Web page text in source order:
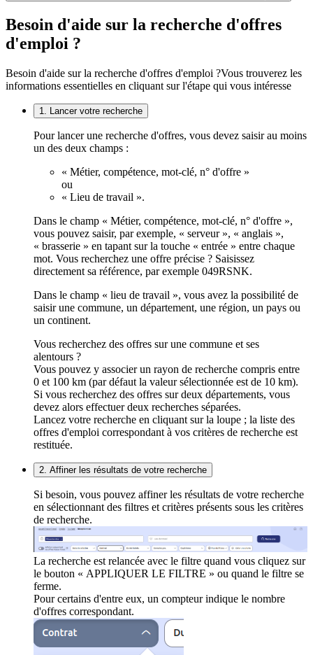
Besoin d'aide sur la recherche d'offres
d'emploi ?
Besoin d'aide sur la recherche d'offres d'emploi ?Vous trouverez les
informations essentielles en cliquant sur l'étape qui vous intéresse
1. Lancer votre recherche
Pour lancer une recherche d'offres, vous devez saisir au moins
un des deux champs :
« Métier, compétence, mot-clé, n° d'offre »
ou
« Lieu de travail ».
Dans le champ « Métier, compétence, mot-clé, n° d'offre »,
vous pouvez saisir, par exemple, « serveur », « anglais »,
« brasserie » en tapant sur la touche « entrée » entre chaque
mot. Vous recherchez une offre précise ? Saisissez
directement sa référence, par exemple 049RSNK.
Dans le champ « lieu de travail », vous avez la possibilité de
saisir une commune, un département, une région, un pays ou
un continent.
Vous recherchez des offres sur une commune et ses
alentours ?
Vous pouvez y associer un rayon de recherche compris entre
0 et 100 km (par défaut la valeur sélectionnée est de 10 km).
Si vous recherchez des offres sur deux départements, vous
devez alors effectuer deux recherches séparées.
Lancez votre recherche en cliquant sur la loupe ; la liste des
offres d'emploi correspondant à vos critères de recherche est
restituée.
2. Affiner les résultats de votre recherche
Si besoin, vous pouvez affiner les résultats de votre recherche
en sélectionnant des filtres et critères présents sous les critères
de recherche.
La recherche est relancée avec le filtre quand vous cliquez sur
le bouton « APPLIQUER LE FILTRE » ou quand le filtre se
ferme.
Pour certains d'entre eux, un compteur indique le nombre
d'offres correspondant.